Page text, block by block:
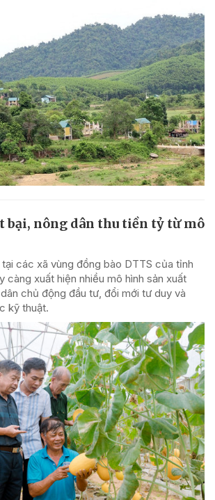
bại, nông dân thu tiền tỷ từ mô
tại các xã vùng đồng bào DTTS của tỉnh
càng xuất hiện nhiều mô hình sản xuất
chủ động đầu tư, đổi mới tư duy và
kỹ thuật.